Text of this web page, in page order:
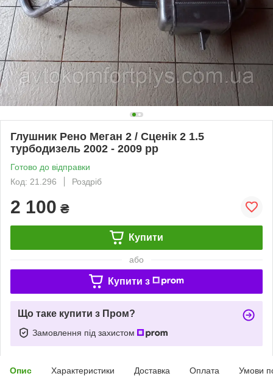
Глушник Рено Меган 2 / Сценік 2 1.5
турбодизель 2002 - 2009 рр
Готово до відправки
Код: 21.296
Роздріб
2 100 ₴
Купити
або
Купити з
Що таке купити з Пром?
Замовлення під захистом
Опис Характеристики Доставка Оплата Умови